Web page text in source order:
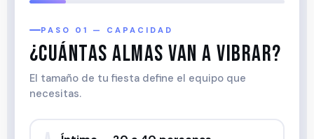
PASO 01 — CAPACIDAD
¿CUÁNTAS ALMAS VAN A VIBRAR?
El tamaño de tu fiesta define el equipo que
necesitas.